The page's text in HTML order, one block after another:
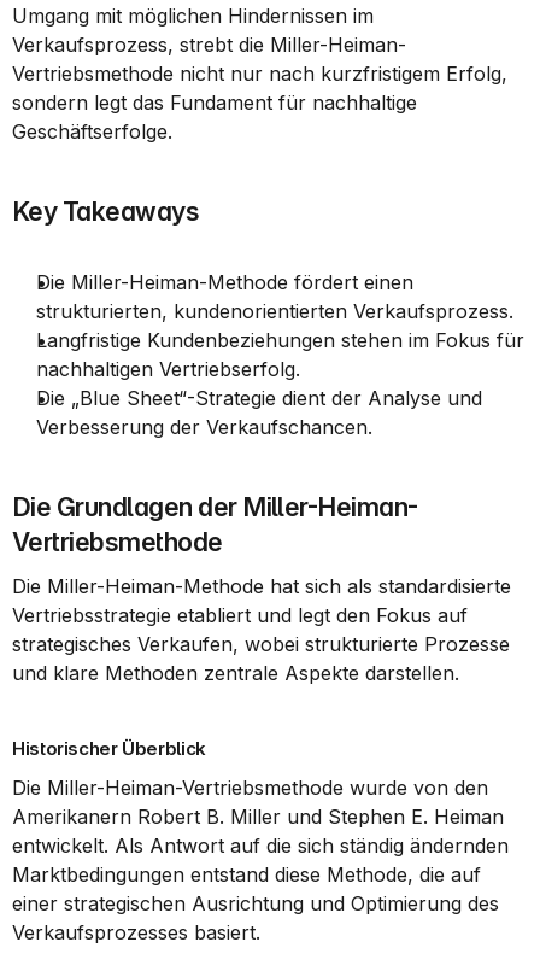
Umgang mit möglichen Hindernissen im
Verkaufsprozess, strebt die Miller-Heiman-
Vertriebsmethode nicht nur nach kurzfristigem Erfolg,
sondern legt das Fundament für nachhaltige
Geschäftserfolge.
Key Takeaways
Die Miller-Heiman-Methode fördert einen
strukturierten, kundenorientierten Verkaufsprozess.
Langfristige Kundenbeziehungen stehen im Fokus für
nachhaltigen Vertriebserfolg.
Die „Blue Sheet“-Strategie dient der Analyse und
Verbesserung der Verkaufschancen.
Die Grundlagen der Miller-Heiman-
Vertriebsmethode
Die Miller-Heiman-Methode hat sich als standardisierte
Vertriebsstrategie etabliert und legt den Fokus auf
strategisches Verkaufen, wobei strukturierte Prozesse
und klare Methoden zentrale Aspekte darstellen.
Historischer Überblick
Die Miller-Heiman-Vertriebsmethode wurde von den
Amerikanern Robert B. Miller und Stephen E. Heiman
entwickelt. Als Antwort auf die sich ständig ändernden
Marktbedingungen entstand diese Methode, die auf
einer strategischen Ausrichtung und Optimierung des
Verkaufsprozesses basiert.